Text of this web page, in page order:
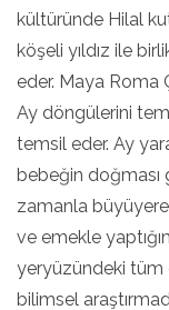
kültüründe Hilal
köşeli yıldız ile
eder. Maya Roma
Ay döngülerini
temsil eder. Ay
bebeğin doğması
zamanla
ve emekle
yeryüzündeki tüm
bilimsel